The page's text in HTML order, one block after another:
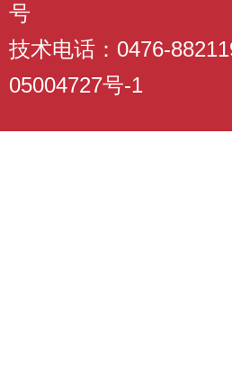
号
技术电话：0476-
05004727号-1